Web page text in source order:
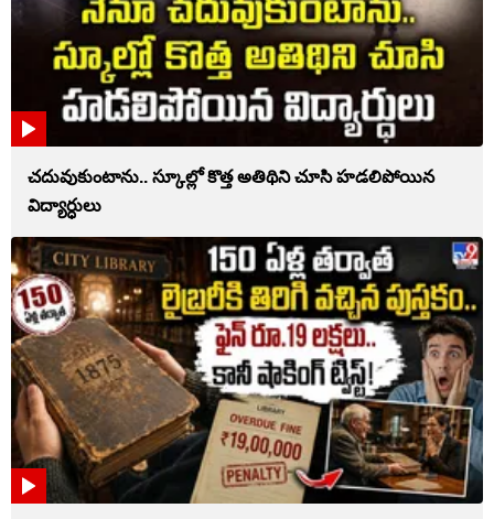
చదువుకుంటాను.. స్కూల్లో కొత్త అతిథిని చూసి హడలిపోయిన
విద్యార్ధులు